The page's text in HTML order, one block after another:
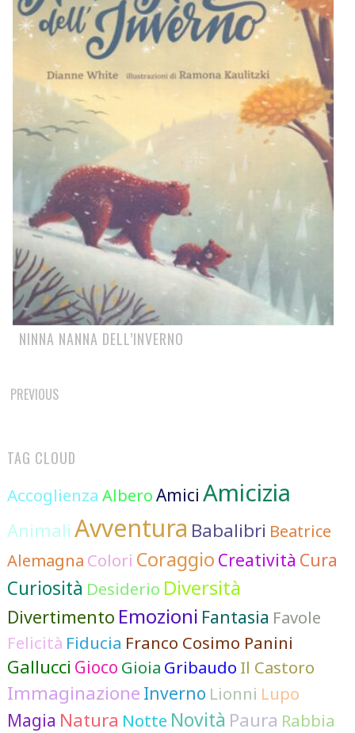
NINNA NANNA DELL’INVERNO
POSTS
PREVIOUS
TAG CLOUD
Accoglienza AlberoAmici Amicizia
Animali Avventura Babalibri Beatrice
Alemagna Colori Coraggio Creatività Cura
Curiosità Desiderio Diversità
Divertimento Emozioni Fantasia Favole
Felicità Fiducia Franco Cosimo Panini
Gallucci Gioco Gioia Gribaudo Il Castoro
Immaginazione Inverno Lionni Lupo
Magia Natura Notte Novità Paura Rabbia